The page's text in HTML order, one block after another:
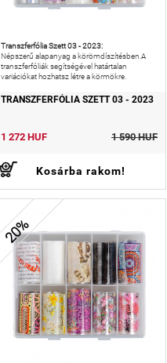
Transzferfólia Szett 03 - 2023:
Népszerű alapanyag a körömdíszítésben.A
transzferfóliák segítségével határtalan
variációkat hozhatsz létre a körmökre.
TRANSZFERFÓLIA SZETT 03 - 2023
1 272 HUF 1 590 HUF
Kosárba rakom!
20%